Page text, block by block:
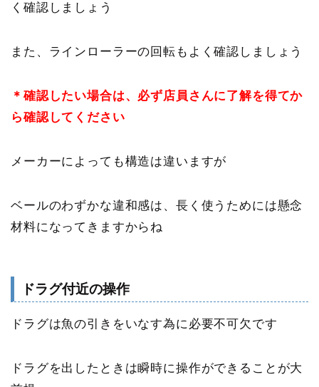
く確認しましょう
また、ラインローラーの回転もよく確認しましょう
＊確認したい場合は、必ず店員さんに了解を得てか
ら確認してください
メーカーによっても構造は違いますが
ベールのわずかな違和感は、長く使うためには懸念
材料になってきますからね
ドラグ付近の操作
ドラグは魚の引きをいなす為に必要不可欠です
ドラグを出したときは瞬時に操作ができることが大